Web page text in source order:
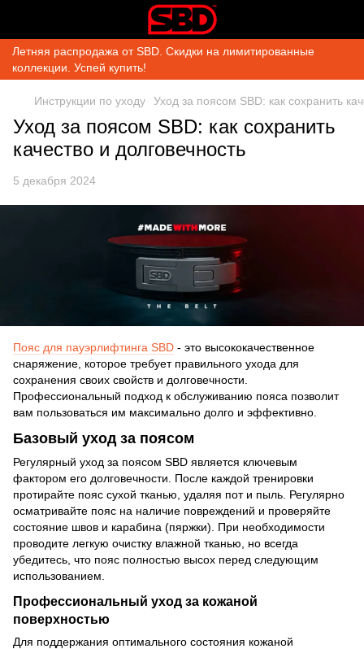
Летняя распродажа от SBD. Скидки на лимитированные
коллекции. Успей купить!
Инструкции по уходу Уход за поясом SBD: как сохранить
Уход за поясом SBD: как сохранить
качество и долговечность
5 декабря 2024
Пояс для пауэрлифтинга SBD - это высококачественное
снаряжение, которое требует правильного ухода для
сохранения своих свойств и долговечности.
Профессиональный подход к обслуживанию пояса позволит
вам пользоваться им максимально долго и эффективно.
Базовый уход за поясом
Регулярный уход за поясом SBD является ключевым
фактором его долговечности. После каждой тренировки
протирайте пояс сухой тканью, удаляя пот и пыль. Регулярно
осматривайте пояс на наличие повреждений и проверяйте
состояние швов и карабина (пяржки). При необходимости
проводите легкую очистку влажной тканью, но всегда
убедитесь, что пояс полностью высох перед следующим
использованием.
Профессиональный уход за кожаной
поверхностью
Для поддержания оптимального состояния кожаной